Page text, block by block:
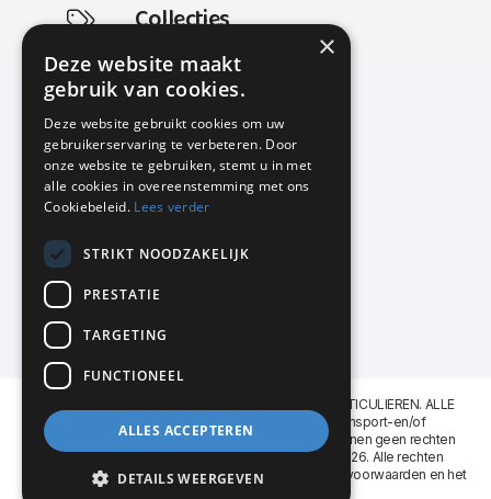
Collecties
Actuele en populaire collecties
KMP Kantoormeubilair
Airport Business Park
Frankfurtstraat 29-31
1175 RH Lijnden
020-617 01 26
info@kmpkantoormeubilair.nl
Facebook
Instagram
KMP Kantoormeubilair levert aan BEDRIJVEN en PARTICULIEREN. ALLE
GENOEMDE PRIJZEN ZIJN EXCL. 21% B.T.W. Transport-en/of
Montagekosten op aanvraag. Aan deze website kunnen geen rechten
worden ontleend. KMP Kantoormeubilair VOF © 2026. Alle rechten
voorbehouden. Lees voor gebruik graag de
leveringsvoorwaarden en het
×
Deze website maakt
gebruik van cookies.
Deze website gebruikt cookies om uw
gebruikerservaring te verbeteren. Door
onze website te gebruiken, stemt u in met
alle cookies in overeenstemming met ons
Cookiebeleid. Lees verder
STRIKT NOODZAKELIJK
PRESTATIE
TARGETING
FUNCTIONEEL
ALLES ACCEPTEREN
DETAILS WEERGEVEN